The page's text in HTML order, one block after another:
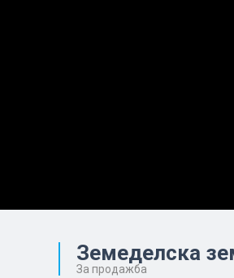
Земеделска
За продажба